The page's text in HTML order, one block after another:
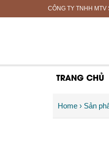
CÔNG TY TNHH MTV
TRANG CHỦ
Home › Sản